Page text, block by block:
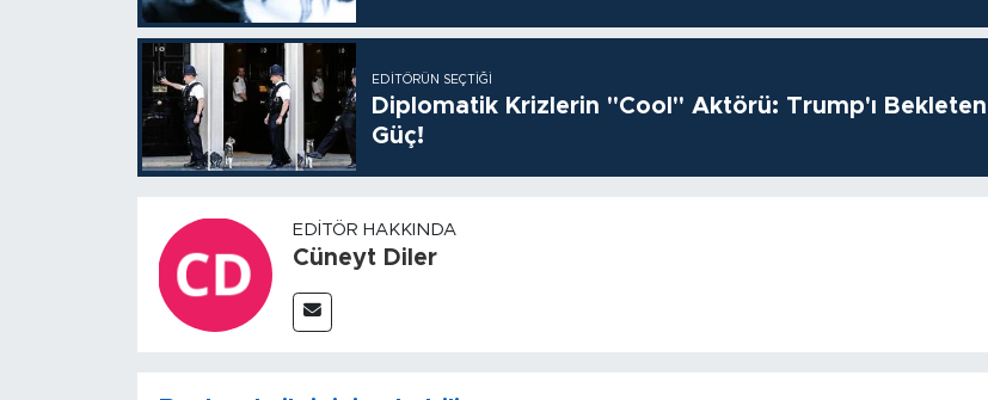
EDITÖRÜN SEÇTIĞI
Diplomatik Krizlerin "Cool" Aktörü: Trump'ı Bekleten
Güç!
EDITÖR HAKKINDA
Cüneyt Diler